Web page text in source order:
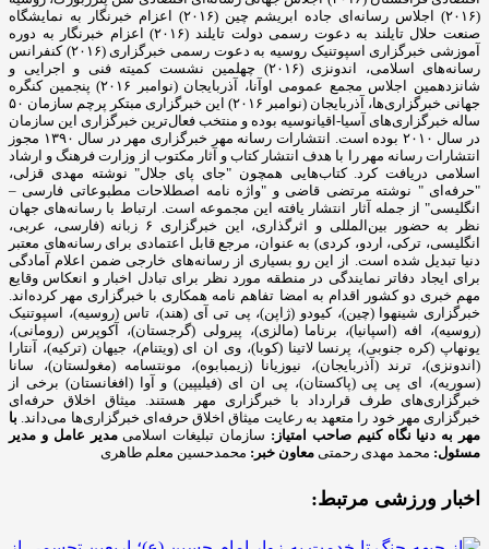
(۲۰۱۶) اجلاس رسانه‌ای جاده ابریشم چین (۲۰۱۶) اعزام خبرنگار به نمایشگاه
صنعت حلال تایلند به دعوت رسمی دولت تایلند (۲۰۱۶) اعزام خبرنگار به دوره
آموزشی خبرگزاری اسپوتنیک روسیه به دعوت رسمی خبرگزاری (۲۰۱۶) کنفرانس
رسانه‌های اسلامی، اندونزی (۲۰۱۶) چهلمین نشست کمیته فنی و اجرایی و
شانزدهمین اجلاس مجمع عمومی اوآنا، آذربایجان (نوامبر ۲۰۱۶) پنجمین کنگره
جهانی خبرگزاری‌ها، آذربایجان (نوامبر ۲۰۱۶) این خبرگزاری مبتکر پرچم سازمان ۵۰
ساله خبرگزاری‌های آسیا-اقیانوسیه بوده و منتخب فعال‌ترین خبرگزاری این سازمان
در سال ۲۰۱۰ بوده است. انتشارات رسانه مهر خبرگزاری مهر در سال ۱۳۹۰ مجوز
انتشارات رسانه مهر را با هدف انتشار کتاب و آثار مکتوب از وزارت فرهنگ و ارشاد
اسلامی دریافت کرد. کتاب‌هایی همچون "جای پای جلال" نوشته مهدی قزلی،
"حرفه‌ای " نوشته مرتضی قاضی و "واژه نامه اصطلاحات مطبوعاتی فارسی –
انگلیسی" از جمله آثار انتشار یافته این مجموعه است. ارتباط با رسانه‌های جهان
نظر به حضور بین‌المللی و اثرگذاری، این خبرگزاری ۶ زبانه (فارسی، عربی،
انگلیسی، ترکی، اردو، کردی) به عنوان، مرجع قابل اعتمادی برای رسانه‌های معتبر
دنیا تبدیل شده است. از این رو بسیاری از رسانه‌های خارجی ضمن اعلام آمادگی
برای ایجاد دفاتر نمایندگی در منطقه مورد نظر برای تبادل اخبار و انعکاس وقایع
مهم خبری دو کشور اقدام به امضا تفاهم نامه همکاری با خبرگزاری مهر کرده‌اند.
خبرگزاری شینهوا (چین)، کیودو (ژاپن)، پی تی آی (هند)، تاس (روسیه)، اسپوتنیک
(روسیه)، افه (اسپانیا)، برناما (مالزی)، پیرولی (گرجستان)، آکوپرس (رومانی)،
یونهاپ (کره جنوبی)، پرنسا لاتینا (کوبا)، وی ان ای (ویتنام)، جیهان (ترکیه)، آنتارا
(اندونزی)، ترند (آذربایجان)، نیوزیانا (زیمبابوه)، مونتسامه (مغولستان)، سانا
(سوریه)، ای پی پی (پاکستان)، پی ان ای (فیلیپین) و آوا (افغانستان) برخی از
خبرگزاری‌های طرف قرارداد با خبرگزاری مهر هستند. میثاق اخلاق حرفه‌ای
خبرگزاری مهر خود را متعهد به رعایت میثاق اخلاق حرفه‌ای خبرگزاری‌ها می‌داند. با
مهر به دنیا نگاه کنیم صاحب امتیاز: سازمان تبلیغات اسلامیمدیر عامل و مدیر
مسئول: محمد مهدی رحمتی معاون خبر: محمدحسین معلم طاهری
اخبار ورزشی مرتبط: